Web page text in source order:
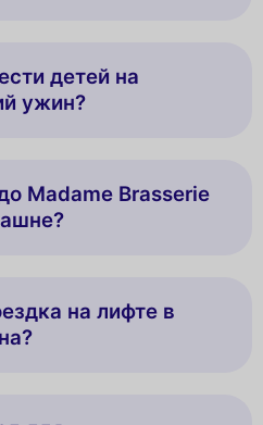
детей на
ужин?
Madame Brasserie
на лифте в